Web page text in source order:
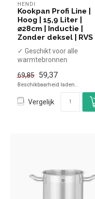
HENDI
Kookpan Profi Line |
Hoog | 15,9 Liter |
⌀28cm | Inductie |
Zonder deksel | RVS
✓ Geschikt voor alle
warmtebronnen
handgrepen
x Zonder dekse...
69,85 59,37
Beschikbaarheid laden..
Vergelijk